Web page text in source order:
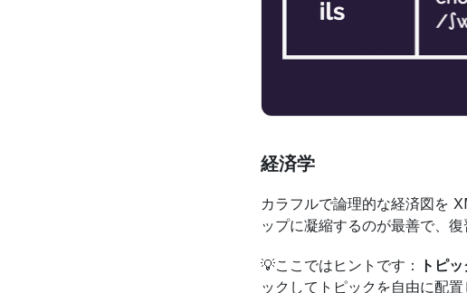
経済学
カラフルで論理的な経済図を
ップに凝縮するのが最善で、復
💡ここではヒントです： トピ
ックしてトピックを自由に配